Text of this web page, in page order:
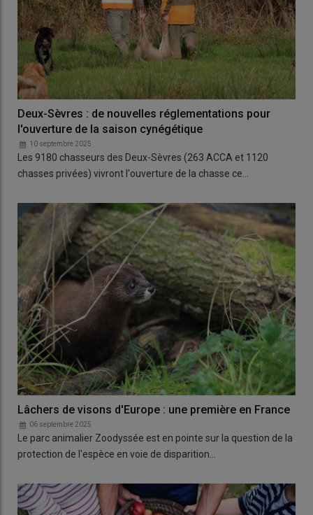
Deux-Sèvres : de nouvelles réglementations pour
l'ouverture de la saison cynégétique
10 septembre 2025
Les 9180 chasseurs des Deux-Sèvres (263 ACCA et 1120
chasses privées) vivront l'ouverture de la chasse ce…
Lâchers de visons d'Europe : une première en France
06 septembre 2025
Le parc animalier Zoodyssée est en pointe sur la question de la
protection de l'espèce en voie de disparition…